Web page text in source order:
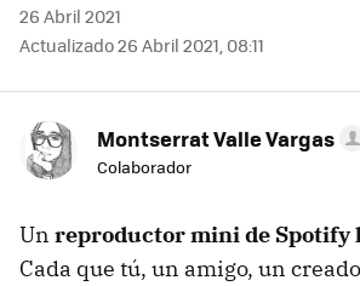
26 Abril 2021
Actualizado 26 Abril 2021, 08:11
Montserrat Valle Vargas
Colaborador
Un reproductor mini de Spotify
Cada que tú, un amigo, un